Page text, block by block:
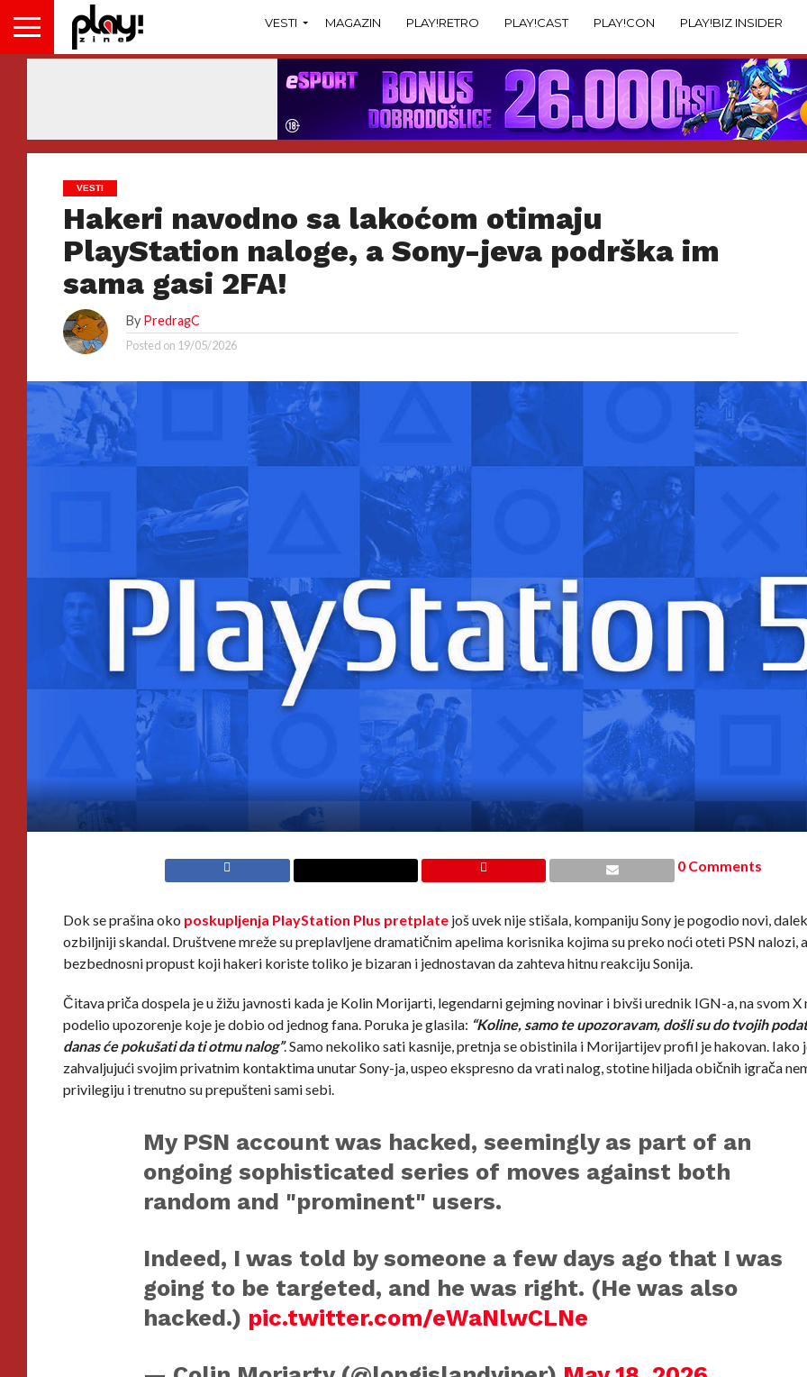
VESTI MAGAZIN PLAY!RETRO PLAY!CAST PLAY!CON PLAY!BIZ INSIDER
VESTI
Hakeri navodno sa lakoćom otimaju
PlayStation naloge, a Sony-jeva podrška im
sama gasi 2FA!
By PredragC
Posted on 19/05/2026
0 Comments
Dok se prašina oko poskupljenja PlayStation Plus pretplate još uvek nije stišala, kompaniju Sony je pogodio novi,
ozbiljniji skandal. Društvene mreže su preplavljene dramatičnim apelima korisnika kojima su preko noći oteti PSN nalozi, a
bezbednosni propust koji hakeri koriste toliko je bizaran i jednostavan da zahteva hitnu reakciju Sonija.
Čitava priča dospela je u žižu javnosti kada je Kolin Morijarti, legendarni gejming novinar i bivši urednik IGN-a, na svom X
podelio upozorenje koje je dobio od jednog fana. Poruka je glasila: “Koline, samo te upozoravam, došli su do tvojih
danas će pokušati da ti otmu nalog”. Samo nekoliko sati kasnije, pretnja se obistinila i Morijartijev profil je hakovan. Iako
zahvaljujući svojim privatnim kontaktima unutar Sony-ja, uspeo ekspresno da vrati nalog, stotine hiljada običnih igrača
privilegiju i trenutno su prepušteni sami sebi.
My PSN account was hacked, seemingly as part of an
ongoing sophisticated series of moves against both
random and "prominent" users.
Indeed, I was told by someone a few days ago that I was
going to be targeted, and he was right. (He was also
hacked.) pic.twitter.com/eWaNlwCLNe